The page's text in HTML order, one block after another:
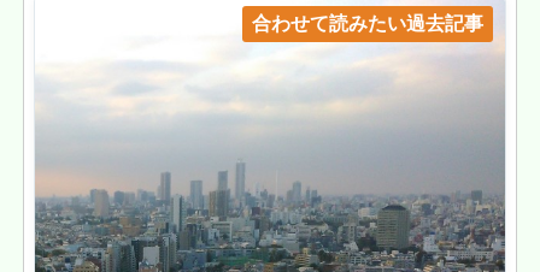
合わせて読みたい過去記事